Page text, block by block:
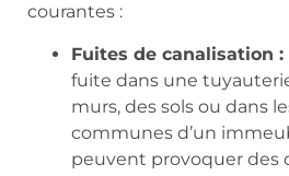
courantes :
Fuites de canalisation :
fuite dans une
murs, des sols ou dans
communes d’un
peuvent provoquer des